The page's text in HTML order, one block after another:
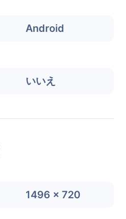
Android
いいえ
1496 x 720